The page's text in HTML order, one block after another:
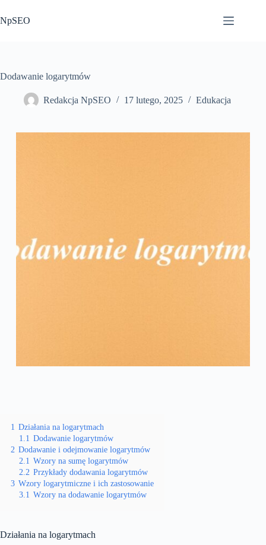
do
treści
NpSEO
Dodawanie logarytmów
Redakcja NpSEO 17 lutego, 2025 Edukacja
1 Działania na logarytmach
1.1 Dodawanie logarytmów
2 Dodawanie i odejmowanie logarytmów
2.1 Wzory na sumę logarytmów
2.2 Przykłady dodawania logarytmów
3 Wzory logarytmiczne i ich zastosowanie
3.1 Wzory na dodawanie logarytmów
Działania na logarytmach